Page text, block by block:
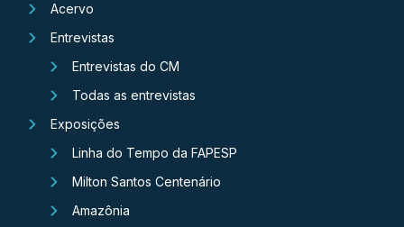
Acervo
Entrevistas
Entrevistas do CM
Todas as entrevistas
Exposições
Linha do Tempo da FAPESP
Milton Santos Centenário
Amazônia